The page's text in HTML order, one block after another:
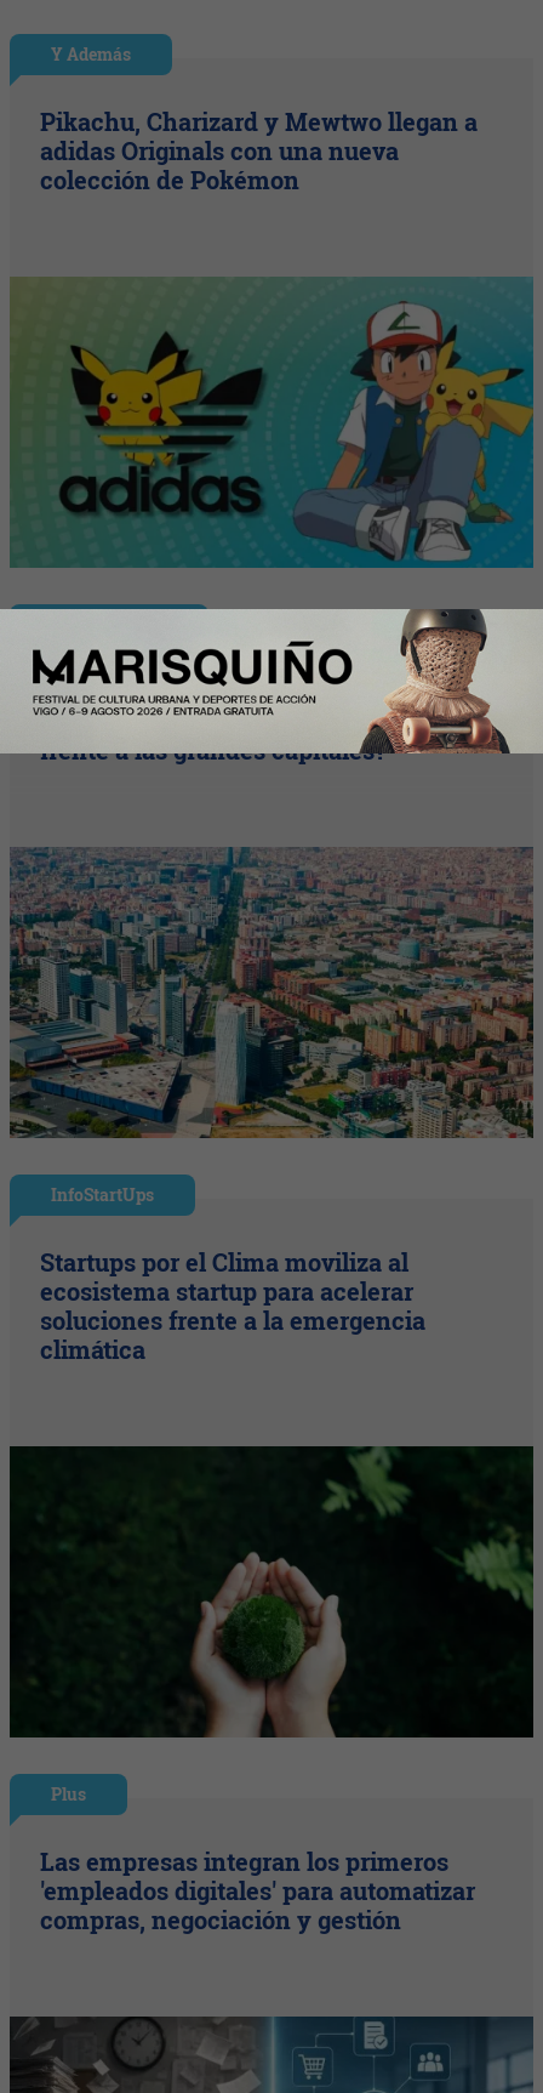
Y Además
Pikachu, Charizard y Mewtwo llegan a
adidas Originals con una nueva
colección de Pokémon
Madrid y Barcelona vs. Nueva York y
Zúrich: ¿cuánto cuesta vivir en España
frente a las grandes capitales?
InfoStartUps
Startups por el Clima moviliza al
ecosistema startup para acelerar
soluciones frente a la emergencia
climática
Plus
Las empresas integran los primeros
'empleados digitales' para automatizar
compras, negociación y gestión